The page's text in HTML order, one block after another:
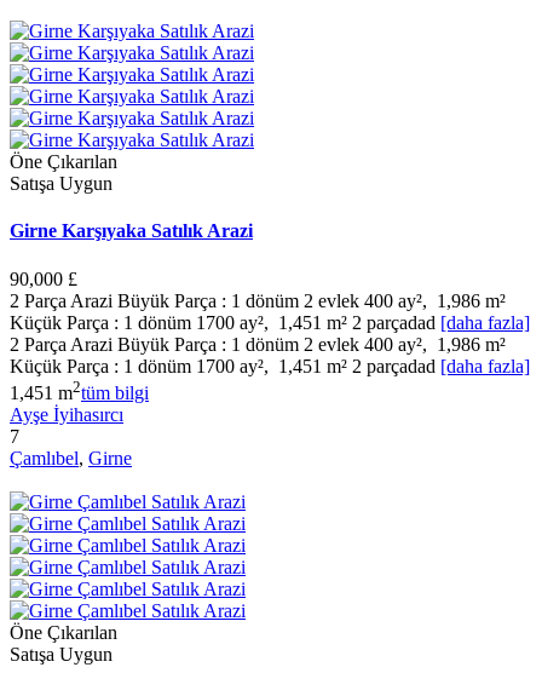
Öne Çıkarılan
Satışa Uygun
Girne Karşıyaka Satılık Arazi
90,000 £
2 Parça Arazi Büyük Parça : 1 dönüm 2 evlek 400 ay², 1,986 m²
Küçük Parça : 1 dönüm 1700 ay², 1,451 m² 2 parçadad [daha fazla]
2 Parça Arazi Büyük Parça : 1 dönüm 2 evlek 400 ay², 1,986 m²
Küçük Parça : 1 dönüm 1700 ay², 1,451 m² 2 parçadad [daha fazla]
1,451 m2tüm bilgi
Ayşe İyihasırcı
7
Çamlıbel, Girne
Öne Çıkarılan
Satışa Uygun